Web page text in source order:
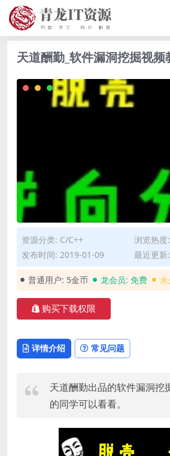
天道酬勤_软件漏洞挖掘视频
资源分类: C/C++
浏览热度
发布时间: 2019-01-09
最近更
普通用户: 5金币 龙会员: 免费
购买下载权限
详情介绍 常见问题
天道酬勤出品的软件漏洞挖
的同学可以看看。